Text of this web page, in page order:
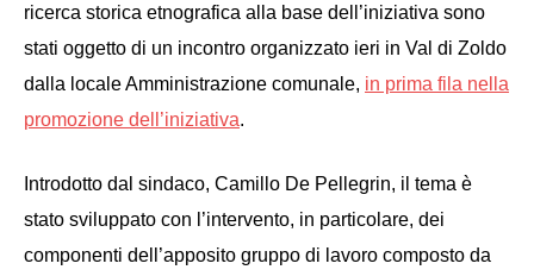
ricerca storica etnografica alla base dell’iniziativa sono
stati oggetto di un incontro organizzato ieri in Val di Zoldo
dalla locale Amministrazione comunale, in prima fila nella
promozione dell’iniziativa.
Introdotto dal sindaco, Camillo De Pellegrin, il tema è
stato sviluppato con l’intervento, in particolare, dei
componenti dell’apposito gruppo di lavoro composto da